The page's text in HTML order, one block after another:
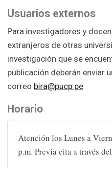
Usuarios externos
Para investigadores y
extranjeros de otras
investigación que se
publicación deberán enviar
correo bira@pucp.pe
Horario
Atención los Lunes a
p.m. Previa cita a través